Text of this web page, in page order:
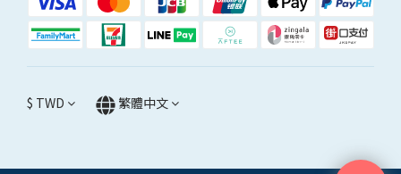
$ TWD 繁體中文